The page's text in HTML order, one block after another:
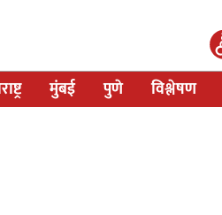
मुंबई पुणे विश्लेषण